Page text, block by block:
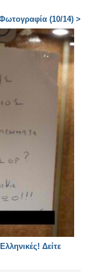
(10/14) >
Δείτε